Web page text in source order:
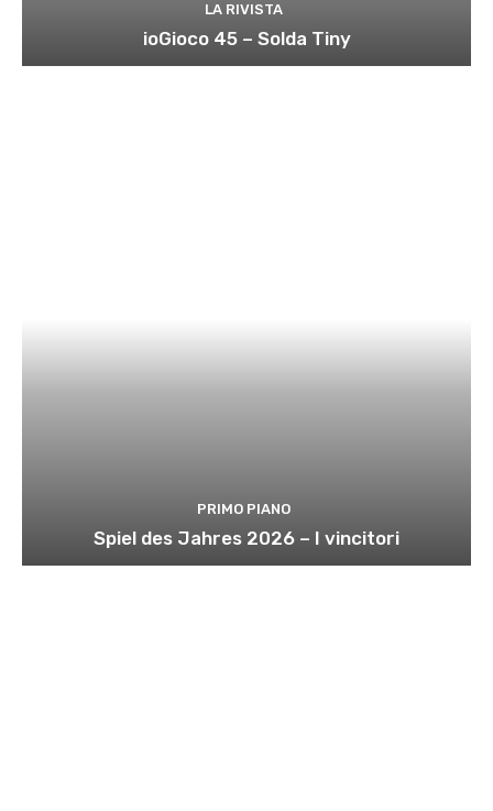
LA RIVISTA
ioGioco 45 – Solda Tiny
PRIMO PIANO
Spiel des Jahres 2026 – I vincitori